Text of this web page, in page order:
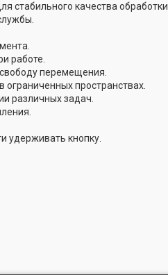
стабильного качества обработки.
работе.
перемещения.
пространствах.
различных задач.
удерживать кнопку.